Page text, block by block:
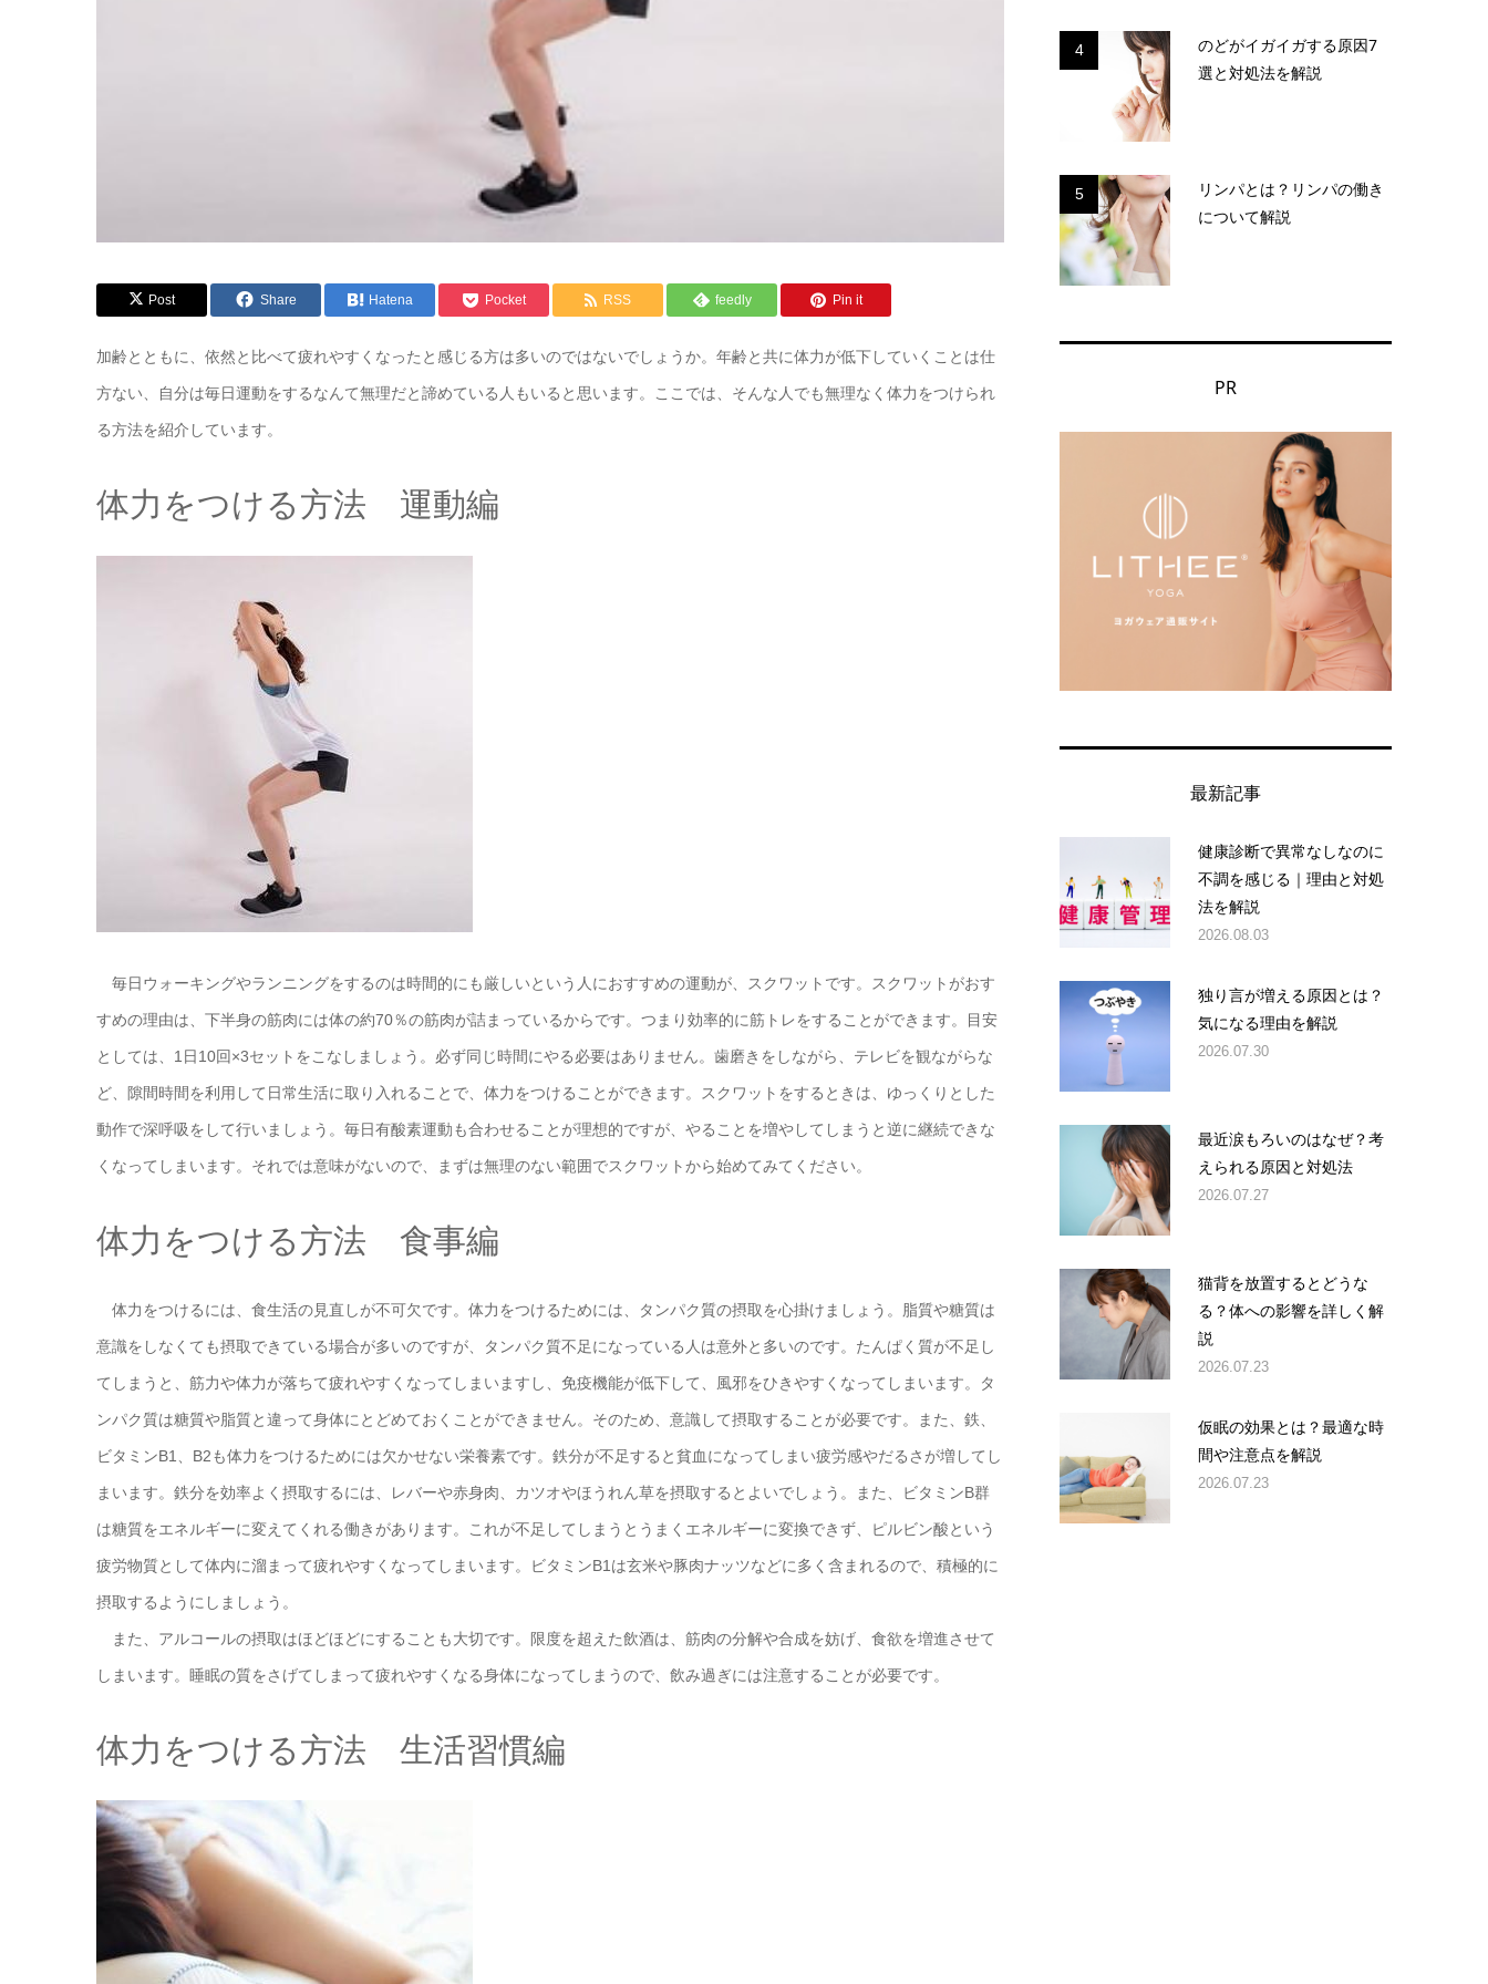
Post Share Hatena Pocket RSS feedly Pin it
加齢とともに、依然と比べて疲れやすくなったと感じる方は多いのではないでしょうか。年齢と共に体力が低下していくことは仕
方ない、自分は毎日運動をするなんて無理だと諦めている人もいると思います。ここでは、そんな人でも無理なく体力をつけられ
る方法を紹介しています。
体力をつける方法 運動編
毎日ウォーキングやランニングをするのは時間的にも厳しいという人におすすめの運動が、スクワットです。スクワットがおす
すめの理由は、下半身の筋肉には体の約70％の筋肉が詰まっているからです。つまり効率的に筋トレをすることができます。目安
としては、1日10回×3セットをこなしましょう。必ず同じ時間にやる必要はありません。歯磨きをしながら、テレビを観ながらな
ど、隙間時間を利用して日常生活に取り入れることで、体力をつけることができます。スクワットをするときは、ゆっくりとした
動作で深呼吸をして行いましょう。毎日有酸素運動も合わせることが理想的ですが、やることを増やしてしまうと逆に継続できな
くなってしまいます。それでは意味がないので、まずは無理のない範囲でスクワットから始めてみてください。
体力をつける方法 食事編
体力をつけるには、食生活の見直しが不可欠です。体力をつけるためには、タンパク質の摂取を心掛けましょう。脂質や糖質は
意識をしなくても摂取できている場合が多いのですが、タンパク質不足になっている人は意外と多いのです。たんぱく質が不足し
てしまうと、筋力や体力が落ちて疲れやすくなってしまいますし、免疫機能が低下して、風邪をひきやすくなってしまいます。タ
ンパク質は糖質や脂質と違って身体にとどめておくことができません。そのため、意識して摂取することが必要です。また、鉄、
ビタミンB1、B2も体力をつけるためには欠かせない栄養素です。鉄分が不足すると貧血になってしまい疲労感やだるさが増してし
まいます。鉄分を効率よく摂取するには、レバーや赤身肉、カツオやほうれん草を摂取するとよいでしょう。また、ビタミンB群
は糖質をエネルギーに変えてくれる働きがあります。これが不足してしまうとうまくエネルギーに変換できず、ピルビン酸という
疲労物質として体内に溜まって疲れやすくなってしまいます。ビタミンB1は玄米や豚肉ナッツなどに多く含まれるので、積極的に
摂取するようにしましょう。
また、アルコールの摂取はほどほどにすることも大切です。限度を超えた飲酒は、筋肉の分解や合成を妨げ、食欲を増進させて
しまいます。睡眠の質をさげてしまって疲れやすくなる身体になってしまうので、飲み過ぎには注意することが必要です。
体力をつける方法 生活習慣編
4
のどがイガイガする原因7
選と対処法を解説
5
リンパとは？リンパの働き
について解説
PR
最新記事
健康診断で異常なしなのに
不調を感じる｜理由と対処
法を解説
2026.08.03
独り言が増える原因とは？
気になる理由を解説
2026.07.30
最近涙もろいのはなぜ？考
えられる原因と対処法
2026.07.27
猫背を放置するとどうな
る？体への影響を詳しく解
説
2026.07.23
仮眠の効果とは？最適な時
間や注意点を解説
2026.07.23